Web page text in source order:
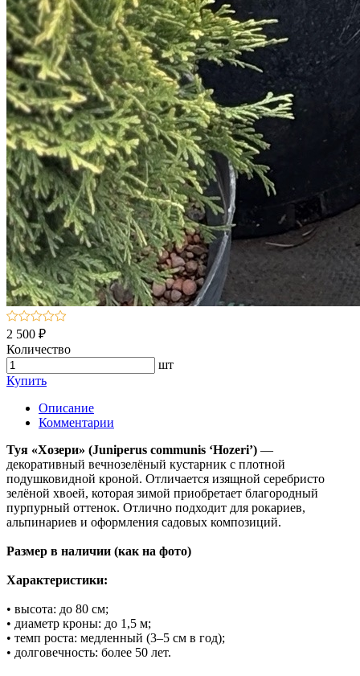
2 500 ₽
Количество
шт
Купить
Описание
Комментарии
Туя «Хозери» (Juniperus communis ‘Hozeri’) —
декоративный вечнозелёный кустарник с плотной
подушковидной кроной. Отличается изящной серебристо
зелёной хвоей, которая зимой приобретает благородный
пурпурный оттенок. Отлично подходит для рокариев,
альпинариев и оформления садовых композиций.
Размер в наличии (как на фото)
Характеристики:
• высота: до 80 см;
• диаметр кроны: до 1,5 м;
• темп роста: медленный (3–5 см в год);
• долговечность: более 50 лет.